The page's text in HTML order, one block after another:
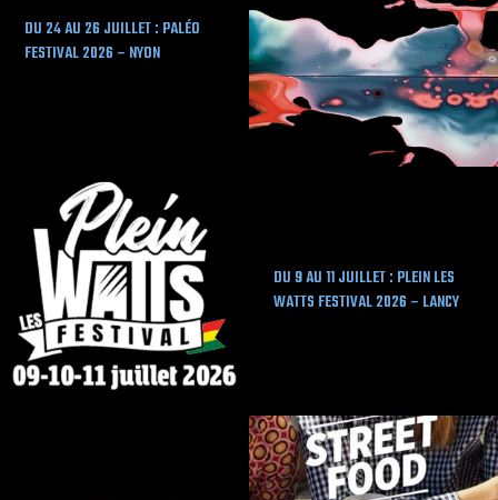
DU 24 AU 26 JUILLET : PALÉO
FESTIVAL 2026 – NYON
DU 9 AU 11 JUILLET : PLEIN LES
WATTS FESTIVAL 2026 – LANCY